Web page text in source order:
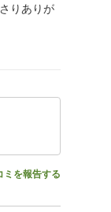
りありが
ミを報告する